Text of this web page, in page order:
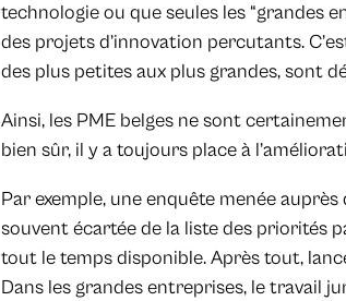
technologie ou que seules les “grandes
des projets d’innovation percutants.
des plus petites aux plus grandes, sont
Ainsi, les PME belges ne sont
bien sûr, il y a toujours place à
Par exemple, une enquête menée
souvent écartée de la liste des priorités
tout le temps disponible. Après tout,
Dans les grandes entreprises, le travail